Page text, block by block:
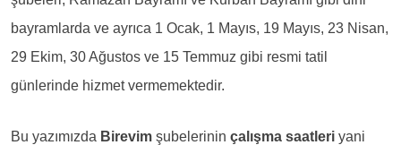
bayramlarda ve ayrıca 1 Ocak, 1 Mayıs, 19 Mayıs, 23 Nisan,
29 Ekim, 30 Ağustos ve 15 Temmuz gibi resmi tatil
günlerinde hizmet vermemektedir.
Bu yazımızda Birevim şubelerinin çalışma saatleri yani